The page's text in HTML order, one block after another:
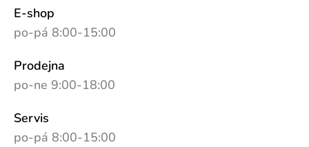
E-shop
po-pá 8:00-15:00
Prodejna
po-ne 9:00-18:00
Servis
po-pá 8:00-15:00